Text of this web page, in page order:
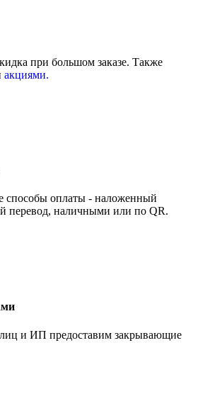
при большом заказе. Также
акциями.
способы оплаты - наложенный
перевод, наличными или по QR.
и ИП предоставим закрывающие